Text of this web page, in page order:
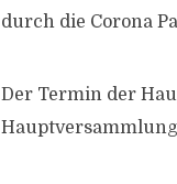
durch die Corona
Der Termin der